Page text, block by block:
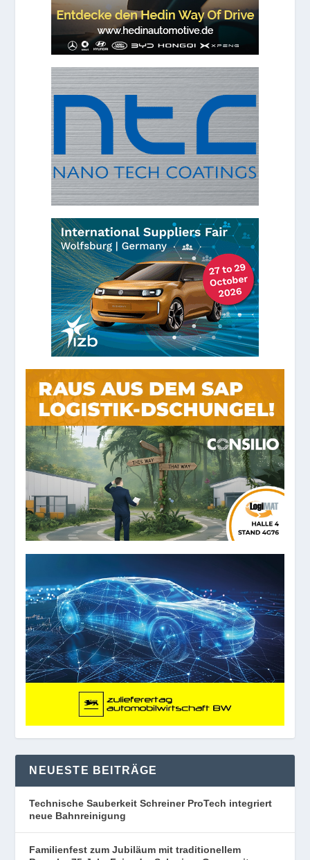
NEUESTE BEITRÄGE
Technische Sauberkeit Schreiner ProTech integriert
neue Bahnreinigung
Familienfest zum Jubiläum mit traditionellem